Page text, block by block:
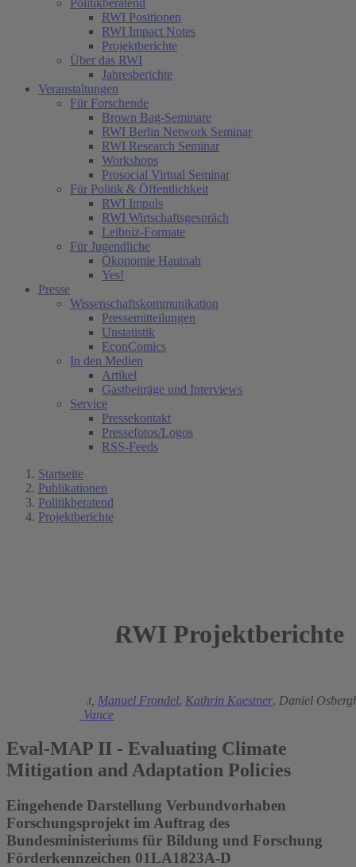
Politikberatend
RWI Positionen
RWI Impact Notes
Projektberichte
Über das RWI
Jahresberichte
Veranstaltungen
Für Forschende
Brown Bag-Seminare
RWI Berlin Network Seminar
RWI Research Seminar
Workshops
Prosocial Virtual Seminar
Für Politik & Öffentlichkeit
RWI Impuls
RWI Wirtschaftsgespräch
Leibniz-Formate
Für Jugendliche
Ökonomie Hautnah
Yes!
Presse
Wissenschaftskommunikation
Pressemitteilungen
Unstatistik
EconComics
In den Medien
Artikel
Gastbeiträge und Interviews
Service
Pressekontakt
Pressefotos/Logos
RSS-Feeds
Startseite
Publikationen
Politikberatend
Projektberichte
RWI Projektberichte
Martin Achtnicht, Manuel Frondel, Kathrin Kaestner, Daniel
Colin Vance
Eval-MAP II - Evaluating Climate
Mitigation and Adaptation Policies
Eingehende Darstellung Verbundvorhaben
Forschungsprojekt im Auftrag des
Bundesministeriums für Bildung und Forschung
Förderkennzeichen 01LA1823A-D